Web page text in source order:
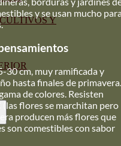
Y
y se usan mucho
30 cm, muy ramificada y
hasta finales de primavera.
de colores. Resisten
(las flores se marchitan pero
producen más flores que
son comestibles con sabor